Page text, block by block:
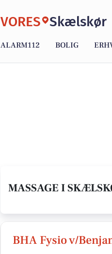
VORES Skælskør
ALARM112 BOLIG
MASSAGE I
BHA Fysio v/